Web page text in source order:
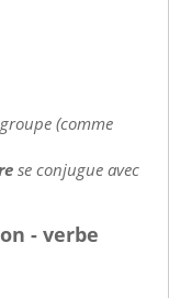
(comme
se conjugue avec
- verbe